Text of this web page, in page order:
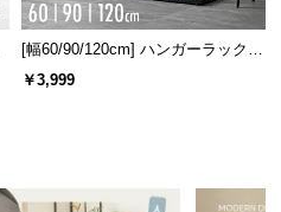
[幅60/90/120cm] ハンガーラック
スチール 4段階高さ調節 サイドフ
￥3,999